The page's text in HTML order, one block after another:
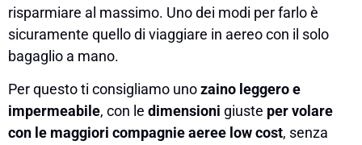
risparmiare al massimo. Uno dei modi per farlo è
sicuramente quello di viaggiare in aereo con il solo
bagaglio a mano.
Per questo ti consigliamo unozaino leggero e
impermeabile, con le dimensioni giuste per volare
con le maggiori compagnie aeree low cost, senza